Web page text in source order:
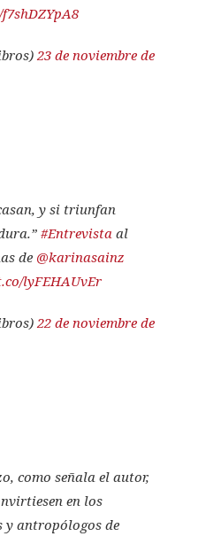
23 de noviembre de
y si triunfan
#Entrevista al
de @karinasainz
lyFEHAUvEr
22 de noviembre de
como señala el autor,
en los
antropólogos de